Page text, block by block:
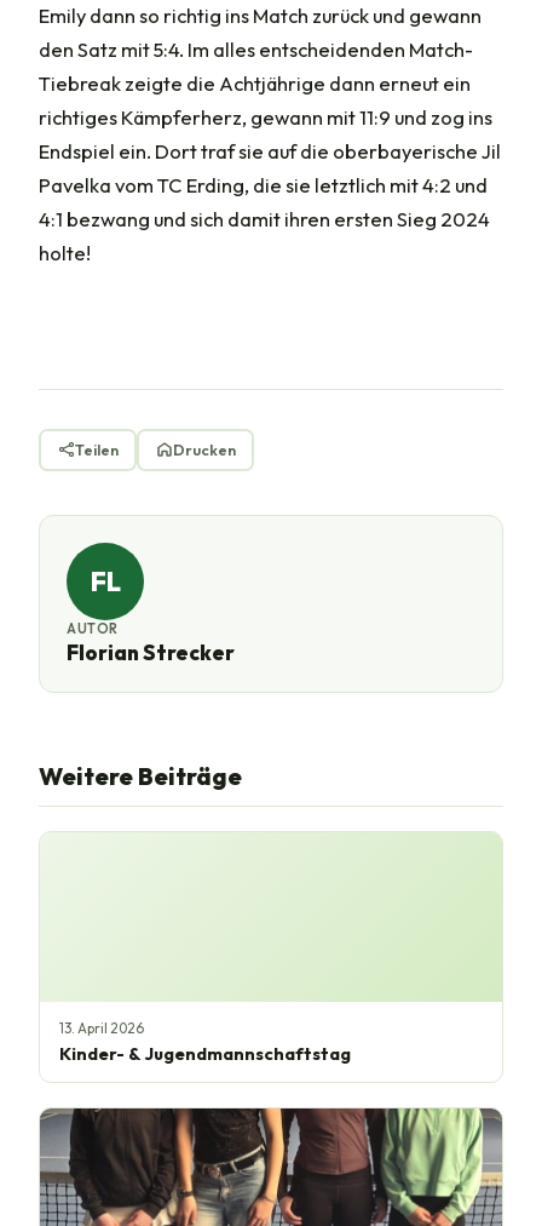
Emily dann so richtig ins Match zurück und gewann
den Satz mit 5:4. Im alles entscheidenden Match-
Tiebreak zeigte die Achtjährige dann erneut ein
richtiges Kämpferherz, gewann mit 11:9 und zog ins
Endspiel ein. Dort traf sie auf die oberbayerische Jil
Pavelka vom TC Erding, die sie letztlich mit 4:2 und
4:1 bezwang und sich damit ihren ersten Sieg 2024
holte!
Teilen Drucken
FL
AUTOR
Florian Strecker
Weitere Beiträge
13. April 2026
Kinder- & Jugendmannschaftstag